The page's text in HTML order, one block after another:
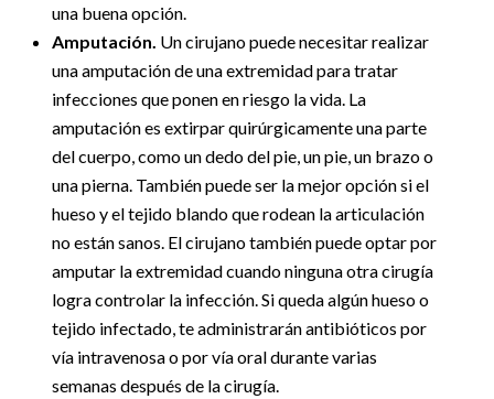
una buena opción.
Amputación. Un cirujano puede necesitar realizar
una amputación de una extremidad para tratar
infecciones que ponen en riesgo la vida. La
amputación es extirpar quirúrgicamente una parte
del cuerpo, como un dedo del pie, un pie, un brazo o
una pierna. También puede ser la mejor opción si el
hueso y el tejido blando que rodean la articulación
no están sanos. El cirujano también puede optar por
amputar la extremidad cuando ninguna otra cirugía
logra controlar la infección. Si queda algún hueso o
tejido infectado, te administrarán antibióticos por
vía intravenosa o por vía oral durante varias
semanas después de la cirugía.